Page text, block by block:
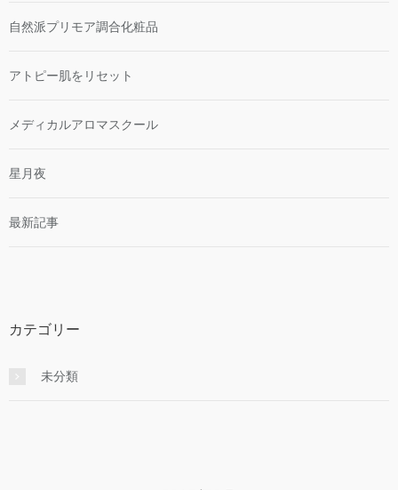
自然派プリモア調合化粧品
アトピー肌をリセット
メディカルアロマスクール
星月夜
最新記事
カテゴリー
未分類